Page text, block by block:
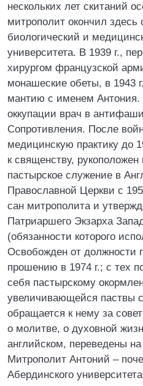
нескольких лет скитаний
митрополит окончил
биологический и
университета. В 1939 г.,
хирургом французской
монашеские обеты, в 1943
мантию с именем Антония.
оккупации врач в
Сопротивления. После
медицинскую практику до
к священству,
пастырское служение в
Православной Церкви с
сан митрополита и
Патриаршего Экзарха
(обязанности которого
Освобожден от должности
прошению в 1974 г.; с тех
себя пастырскому
увеличивающейся паствы
обращается к нему за
о молитве, о духовной
английском, переведены
Митрополит Антоний –
Абердинского